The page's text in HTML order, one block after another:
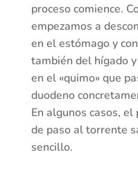
proceso comience.
empezamos a
en el estómago y
también del hígado
en el «quimo» que
duodeno
En algunos casos,
de paso al torrente
sencillo.